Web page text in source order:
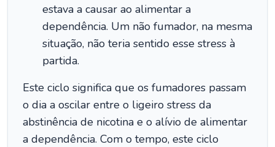
estava a causar ao alimentar a
dependência. Um não fumador, na mesma
situação, não teria sentido esse stress à
partida.
Este ciclo significa que os fumadores passam
o dia a oscilar entre o ligeiro stress da
abstinência de nicotina e o alívio de alimentar
a dependência. Com o tempo, este ciclo